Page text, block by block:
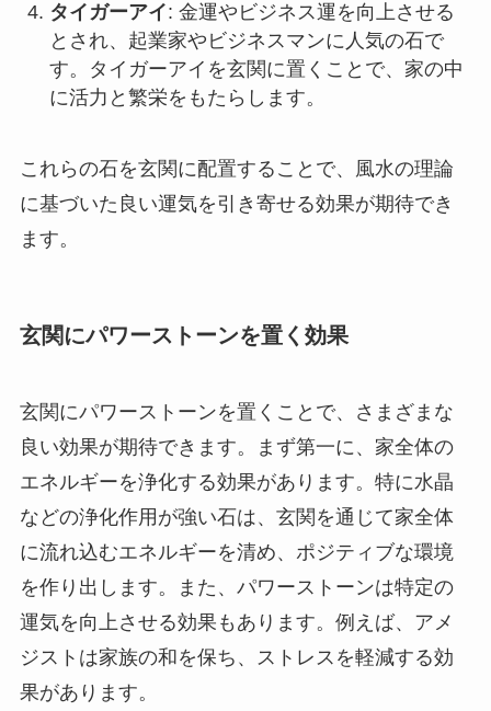
タイガーアイ: 金運やビジネス運を向上させる
とされ、起業家やビジネスマンに人気の石で
す。タイガーアイを玄関に置くことで、家の中
に活力と繁栄をもたらします。
これらの石を玄関に配置することで、風水の理論
に基づいた良い運気を引き寄せる効果が期待でき
ます。
玄関にパワーストーンを置く効果
玄関にパワーストーンを置くことで、さまざまな
良い効果が期待できます。まず第一に、家全体の
エネルギーを浄化する効果があります。特に水晶
などの浄化作用が強い石は、玄関を通じて家全体
に流れ込むエネルギーを清め、ポジティブな環境
を作り出します。また、パワーストーンは特定の
運気を向上させる効果もあります。例えば、アメ
ジストは家族の和を保ち、ストレスを軽減する効
果があります。